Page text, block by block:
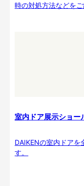
時の対処方法などをご
室内ドア展示ショー
DAIKENの室内ドアを
す。